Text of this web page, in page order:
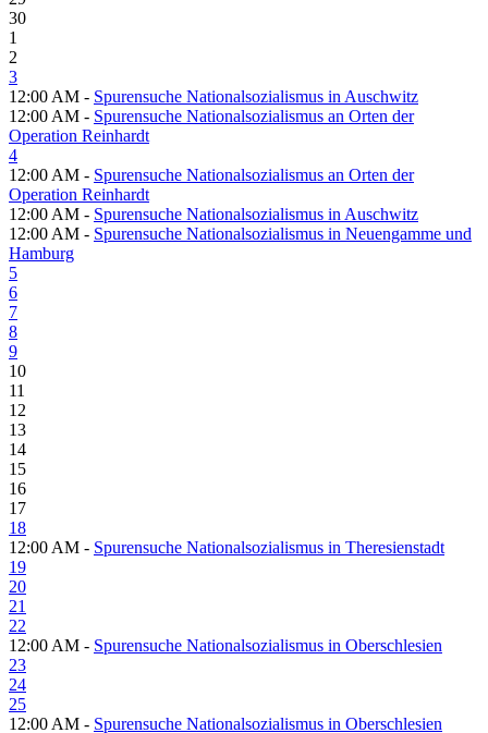
30
1
2
3
12:00 AM - Spurensuche Nationalsozialismus in Auschwitz
12:00 AM - Spurensuche Nationalsozialismus an Orten der
Operation Reinhardt
4
12:00 AM - Spurensuche Nationalsozialismus an Orten der
Operation Reinhardt
12:00 AM - Spurensuche Nationalsozialismus in Auschwitz
12:00 AM - Spurensuche Nationalsozialismus in Neuengamme und
Hamburg
5
6
7
8
9
10
11
12
13
14
15
16
17
18
12:00 AM - Spurensuche Nationalsozialismus in Theresienstadt
19
20
21
22
12:00 AM - Spurensuche Nationalsozialismus in Oberschlesien
23
24
25
12:00 AM - Spurensuche Nationalsozialismus in Oberschlesien